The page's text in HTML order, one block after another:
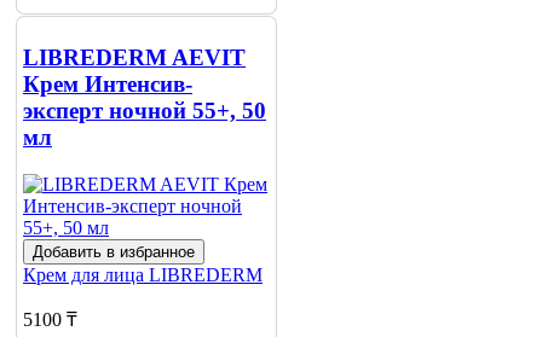
LIBREDERM AEVIT
Крем Интенсив-
эксперт ночной 55+, 50
мл
Добавить в избранное
Крем для лица LIBREDERM
5100 ₸